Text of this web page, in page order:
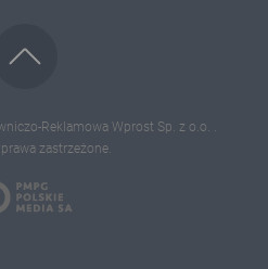
Reklamowa Wprost Sp. z o.o. .
zastrzeżone.